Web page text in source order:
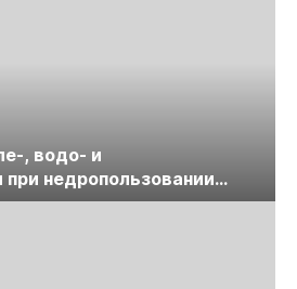
, водо- и
при недропользовании
«ПравоТЭК»